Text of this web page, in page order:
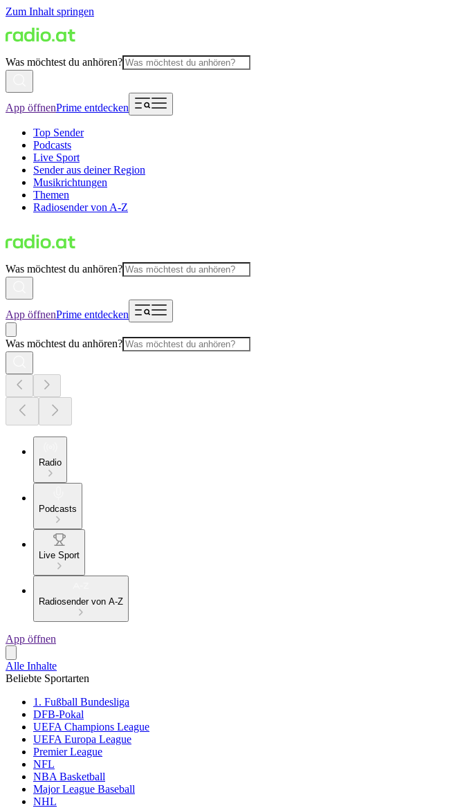
Zum Inhalt springen
Was möchtest du anhören?
App öffnenPrime entdecken
Top Sender
Podcasts
Live Sport
Sender aus deiner Region
Musikrichtungen
Themen
Radiosender von A-Z
Was möchtest du anhören?
App öffnenPrime entdecken
Was möchtest du anhören?
Radio
Podcasts
Live Sport
Radiosender von A-Z
App öffnen
Alle Inhalte
Beliebte Sportarten
1. Fußball Bundesliga
DFB-Pokal
UEFA Champions League
UEFA Europa League
Premier League
NFL
NBA Basketball
Major League Baseball
NHL